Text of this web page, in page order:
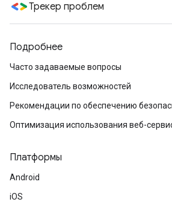
Трекер проблем
Подробнее
Часто задаваемые вопросы
Исследователь возможностей
Рекомендации по обеспечению
Оптимизация использования веб-
Платформы
Android
iOS